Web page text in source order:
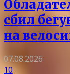
сбил
на
07.08.2026
10